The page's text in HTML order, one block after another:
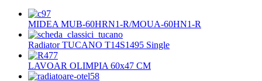
MIDEA MUB-60HRN1-R/MOUA-60HN1-R
Radiator TUCANO T14S1495 Single
LAVOAR OLIMPIA 60x47 CM